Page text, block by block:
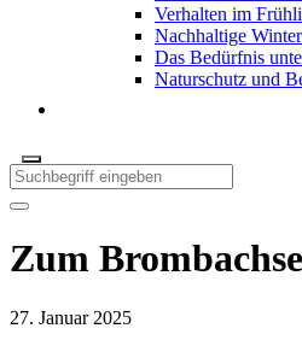
Verhalten im
Nachhaltige
Das Bedürfnis
Naturschutz und
Zum
27. Januar 2025